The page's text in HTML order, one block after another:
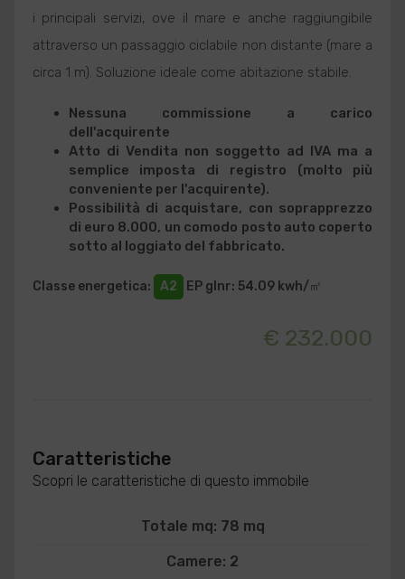
i principali servizi, ove il mare e anche raggiungibile
attraverso un passaggio ciclabile non distante (mare a
circa 1 m). Soluzione ideale come abitazione stabile.
Nessuna commissione a carico
dell'acquirente
Atto di Vendita non soggetto ad IVA ma a
semplice imposta di registro (molto più
conveniente per l'acquirente).
Possibilità di acquistare, con soprapprezzo
di euro 8.000, un comodo posto auto coperto
sotto al loggiato del fabbricato.
Classe energetica: A2 EP glnr: 54.09 kwh/㎡
€ 232.000
Caratteristiche
Scopri le caratteristiche di questo immobile
Totale mq: 78 mq
Camere: 2